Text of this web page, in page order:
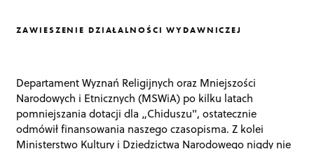
ZAWIESZENIE DZIAŁALNOŚCI WYDAWNICZEJ
Departament Wyznań Religijnych oraz Mniejszości
Narodowych i Etnicznych (MSWiA) po kilku latach
pomniejszania dotacji dla „Chiduszu", ostatecznie
odmówił finansowania naszego czasopisma. Z kolei
Ministerstwo Kultury i Dziedzictwa Narodowego nigdy nie